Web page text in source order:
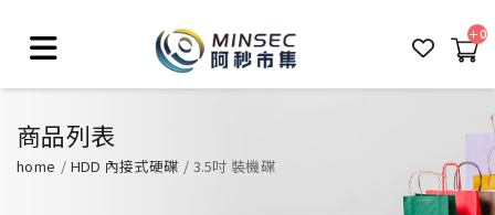
0
商品列表
home HDD 內接式硬碟 3.5吋 裝機碟